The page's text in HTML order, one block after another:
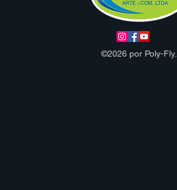
©2026 por Poly-Fly.